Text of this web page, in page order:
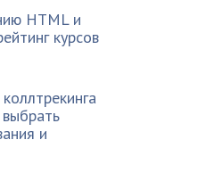
HTML и
курсов
и